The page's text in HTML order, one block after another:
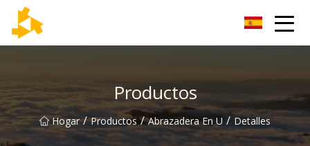
Productos
Hogar / Productos / Abrazadera En U / Detalles